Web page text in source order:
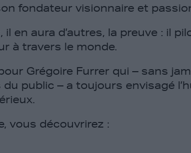
fondateur visionnaire et
il en aura d’autres, la preuve : il
à travers le monde.
Grégoire Furrer qui – sans
public – a toujours envisagé
vous découvrirez :